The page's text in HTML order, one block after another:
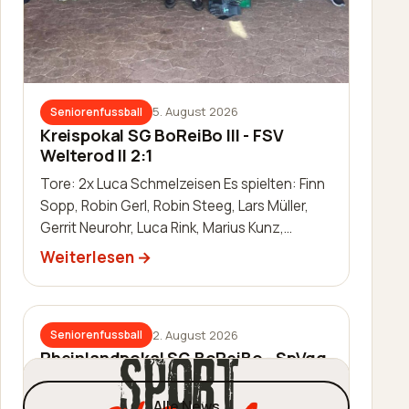
Seniorenfussball 5. August 2026
Kreispokal SG BoReiBo III - FSV
Welterod II 2:1
Tore: 2x Luca Schmelzeisen Es spielten: Finn
Sopp, Robin Gerl, Robin Steeg, Lars Müller,
Gerrit Neurohr, Luca Rink, Marius Kunz,
Manuel Häuser, Lukas Schleis,…
Weiterlesen
Seniorenfussball 2. August 2026
Rheinlandpokal SG BoReiBo - SpVgg.
EGC Wirges 1:2